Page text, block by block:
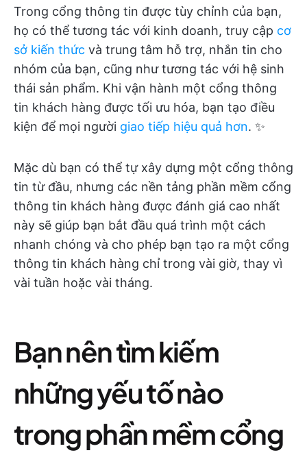
Trong cổng thông tin được tùy chỉnh của bạn,
họ có thể tương tác với kinh doanh, truy cập cơ
sở kiến thức và trung tâm hỗ trợ, nhắn tin cho
nhóm của bạn, cũng như tương tác với hệ sinh
thái sản phẩm. Khi vận hành một cổng thông
tin khách hàng được tối ưu hóa, bạn tạo điều
kiện để mọi người giao tiếp hiệu quả hơn. ✨
Mặc dù bạn có thể tự xây dựng một cổng thông
tin từ đầu, nhưng các nền tảng phần mềm cổng
thông tin khách hàng được đánh giá cao nhất
này sẽ giúp bạn bắt đầu quá trình một cách
nhanh chóng và cho phép bạn tạo ra một cổng
thông tin khách hàng chỉ trong vài giờ, thay vì
vài tuần hoặc vài tháng.
Bạn nên tìm kiếm
những yếu tố nào
trong phần mềm cổng